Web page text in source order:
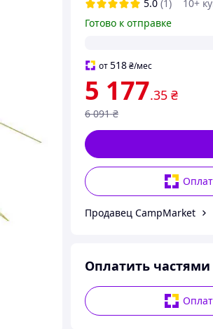
5.0 (1)
10+
Готово к отправке
от518 ₴/мес
5 177.35 ₴
6 091 ₴
Продавец CampMarket
Оплатить частями